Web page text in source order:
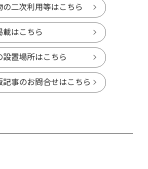
の二次利用等はこちら
載はこちら
設置場所はこちら
記事のお問合せはこちら